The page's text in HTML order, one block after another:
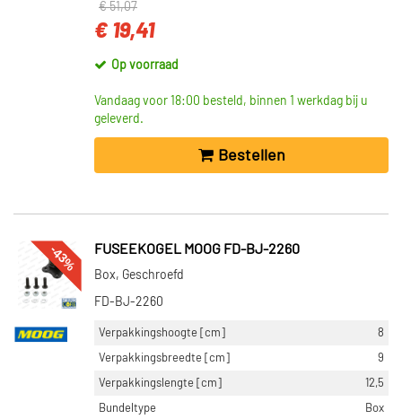
€ 51,07
€ 19,41
Op voorraad
Vandaag voor 18:00 besteld, binnen 1 werkdag bij u
geleverd.
Bestellen
-43% FUSEEKOGEL MOOG FD-BJ-2260
Box, Geschroefd
FD-BJ-2260
Verpakkingshoogte [cm]
8
Verpakkingsbreedte [cm]
9
Verpakkingslengte [cm]
12,5
Bundeltype
Box